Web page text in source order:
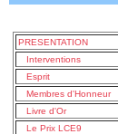
PRESENTATION
Interventions
Esprit
Membres d'Honneur
Livre d'Or
Le Prix LCE9